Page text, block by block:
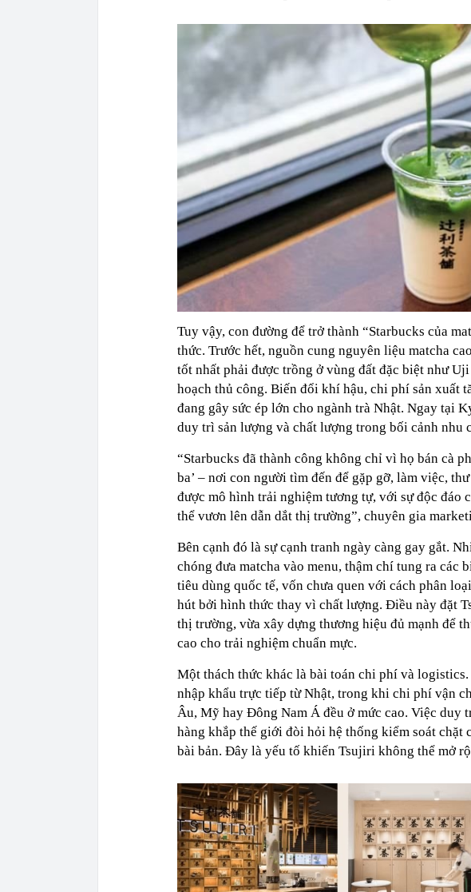
Tuy vậy, con đường để trở thành “Starbucks của
thức. Trước hết, nguồn cung nguyên liệu matcha
tốt nhất phải được trồng ở vùng đất đặc biệt như
hoạch thủ công. Biến đổi khí hậu, chi phí sản xuất
đang gây sức ép lớn cho ngành trà Nhật. Ngay tại
duy trì sản lượng và chất lượng trong bối cảnh nhu
“Starbucks đã thành công không chỉ vì họ bán cà
ba’ – nơi con người tìm đến để gặp gỡ, làm việc,
được mô hình trải nghiệm tương tự, với sự độc đáo
thể vươn lên dẫn dắt thị trường”, chuyên gia
Bên cạnh đó là sự cạnh tranh ngày càng gay gắt.
chóng đưa matcha vào menu, thậm chí tung ra các
tiêu dùng quốc tế, vốn chưa quen với cách phân
hút bởi hình thức thay vì chất lượng. Điều này đặt
thị trường, vừa xây dựng thương hiệu đủ mạnh để
cao cho trải nghiệm chuẩn mực.
Một thách thức khác là bài toán chi phí và
nhập khẩu trực tiếp từ Nhật, trong khi chi phí vận
Âu, Mỹ hay Đông Nam Á đều ở mức cao. Việc duy
hàng khắp thế giới đòi hỏi hệ thống kiểm soát chặt
bài bản. Đây là yếu tố khiến Tsujiri không thể mở